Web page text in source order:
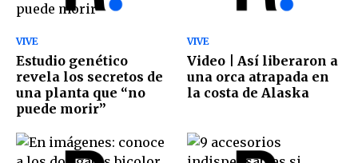
VIVE
Estudio genético
revela los secretos de
una planta que “no
puede morir”
VIVE
Video | Así liberaron a
una orca atrapada en
la costa de Alaska